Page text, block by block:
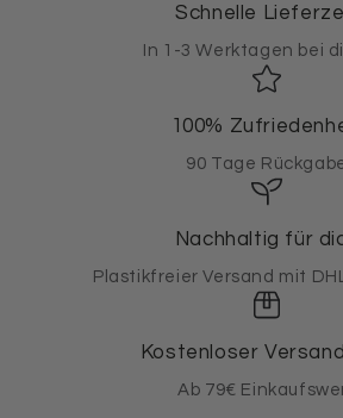
Schnelle
In 1-3 Werktagen bei
100%
90 Tage
Nachhaltig für
Plastikfreier Versand mit
Kostenloser
Ab 79€